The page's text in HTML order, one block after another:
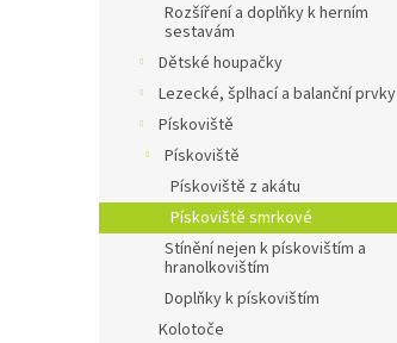
Rozšíření a doplňky k herním
sestavám
Dětské houpačky
Lezecké, šplhací a balanční prvky
Pískoviště
Pískoviště
Pískoviště z akátu
Pískoviště smrkové
Stínění nejen k pískovištím a
hranolkovištím
Doplňky k pískovištím
Kolotoče